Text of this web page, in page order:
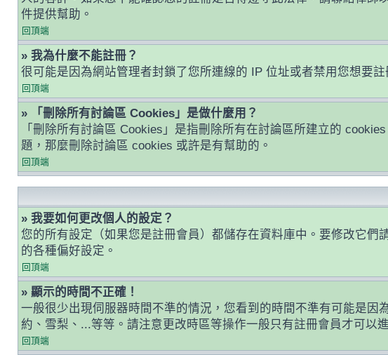
件提供幫助。
回頂端
» 我為什麼不能註冊？
很可能是因為網站管理者封鎖了您所連線的 IP 位址或者禁用您想要
回頂端
» 「刪除所有討論區 Cookies」是做什麼用？
「刪除所有討論區 Cookies」是指刪除所有在討論區所建立的
題，那麼刪除討論區 cookies 或許是有幫助的。
回頂端
» 我要如何更改個人的設定？
您的所有設定（如果您是註冊會員）都儲存在資料庫中。要修改它們
的各種偏好設定。
回頂端
» 顯示的時間不正確！
一般很少出現伺服器時間不準的情況，您看到的時間不準有可能是
約、雪梨、...等等。請注意更改時區等操作一般只有註冊會員才可以
回頂端